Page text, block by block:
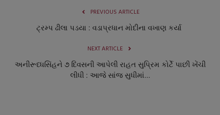
PREVIOUS ARTICLE
ટ્રમ્પ ઢીલા પડયા : વડાપ્રધાન મોદીના વખાણ કર્યા
NEXT ARTICLE
અનીરૂધ્ધસિંહને ૭ દિવસની આપેલી રાહત સુપ્રિમ કોર્ટે પાછી ખેંચી
લીધી : આજે સાંજ સુધીમાં...